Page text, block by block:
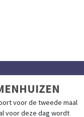
voor de tweede maal
voor deze dag wordt